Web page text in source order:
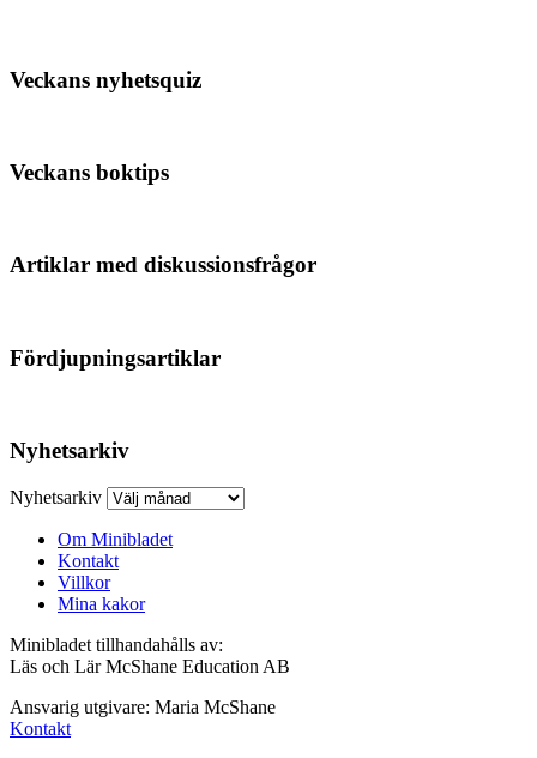
Veckans nyhetsquiz
Veckans boktips
Artiklar med diskussionsfrågor
Fördjupningsartiklar
Nyhetsarkiv
Nyhetsarkiv
Om Minibladet
Kontakt
Villkor
Mina kakor
Minibladet tillhandahålls av:
Läs och Lär McShane Education AB
Ansvarig utgivare: Maria McShane
Kontakt